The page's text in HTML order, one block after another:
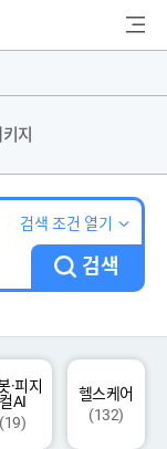
색
지
검색 조건 열기
검색
·피지
컬AI
(19)
헬스케어
(132)